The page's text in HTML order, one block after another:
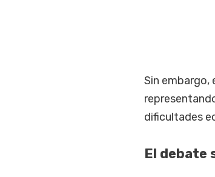
Sin embargo,
dificultades
El debate